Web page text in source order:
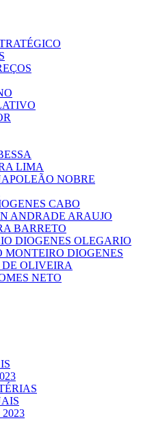
LIMA
NOBRE
CABO
ANDRADE ARAUJO
BARRETO
DIOGENES OLEGARIO
MONTEIRO DIOGENES
OLIVEIRA
NETO